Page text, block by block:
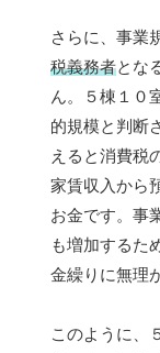
さらに、事業
税義務者とな
ん。５棟１０
的規模と判断
えると消費税
家賃収入から
お金です。事
も増加するた
金繰りに無理
このように、